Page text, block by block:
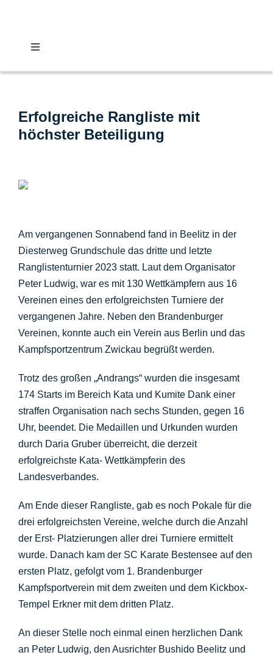
Toggle
Verband
Kalender
Erfolgreiche Rangliste mit
höchster Beteiligung
Am vergangenen Sonnabend fand in Beelitz in der
Diesterweg Grundschule das dritte und letzte
Ranglistenturnier 2023 statt. Laut dem Organisator
Peter Ludwig, war es mit 130 Wettkämpfern aus 16
Vereinen eines den erfolgreichsten Turniere der
vergangenen Jahre. Neben den Brandenburger
Vereinen, konnte auch ein Verein aus Berlin und das
Kampfsportzentrum Zwickau begrüßt werden.
Trotz des großen „Andrangs“ wurden die insgesamt
174 Starts im Bereich Kata und Kumite Dank einer
straffen Organisation nach sechs Stunden, gegen 16
Uhr, beendet. Die Medaillen und Urkunden wurden
durch Daria Gruber überreicht, die derzeit
erfolgreichste Kata- Wettkämpferin des
Landesverbandes.
Am Ende dieser Rangliste, gab es noch Pokale für die
drei erfolgreichsten Vereine, welche durch die Anzahl
der Erst- Platzierungen aller drei Turniere ermittelt
wurde. Danach kam der SC Karate Bestensee auf den
ersten Platz, gefolgt vom 1. Brandenburger
Kampfsportverein mit dem zweiten und dem Kickbox-
Tempel Erkner mit dem dritten Platz.
An dieser Stelle noch einmal einen herzlichen Dank
an Peter Ludwig, den Ausrichter Bushido Beelitz und